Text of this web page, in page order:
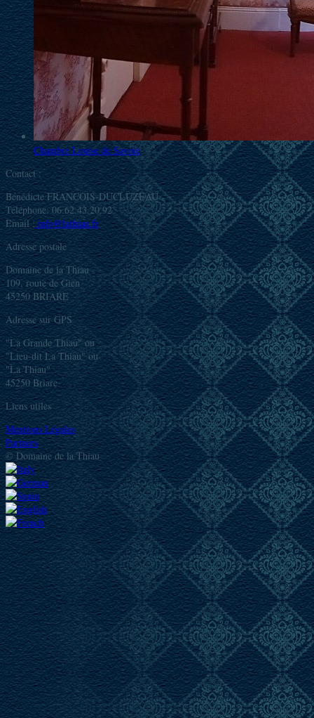
Chambre Louise de Savoie
Contact :
Bénédicte FRANCOIS-DUCLUZEAU
Téléphone: 06.62.43.20.92
Email :info@lathiau.fr
Adresse postale
Domaine de la Thiau
109, route de Gien
45250 BRIARE
Adresse sur GPS
"La Grande Thiau" ou
"Lieu-dit La Thiau" ou
"La Thiau"
45250 Briare
Liens utiles
Mentions Légales
Partners
© Domaine de la Thiau